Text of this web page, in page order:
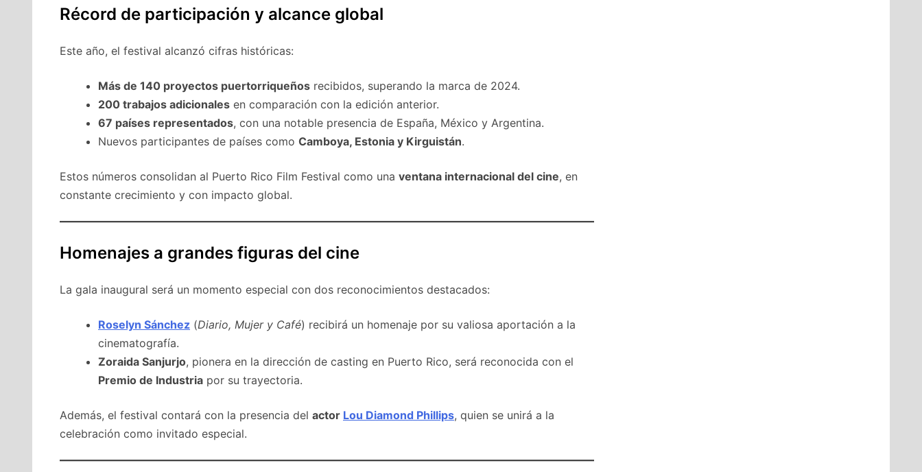
Récord de participación y alcance global
Este año, el festival alcanzó cifras históricas:
Más de 140 proyectos puertorriqueños recibidos, superando la marca de 2024.
200 trabajos adicionales en comparación con la edición anterior.
67 países representados, con una notable presencia de España, México y Argentina.
Nuevos participantes de países como Camboya, Estonia y Kirguistán.
Estos números consolidan al Puerto Rico Film Festival como una ventana internacional del cine, en
constante crecimiento y con impacto global.
Homenajes a grandes figuras del cine
La gala inaugural será un momento especial con dos reconocimientos destacados:
Roselyn Sánchez (Diario, Mujer y Café) recibirá un homenaje por su valiosa aportación a la
cinematografía.
Zoraida Sanjurjo, pionera en la dirección de casting en Puerto Rico, será reconocida con el
Premio de Industria por su trayectoria.
Además, el festival contará con la presencia del actor Lou Diamond Phillips, quien se unirá a la
celebración como invitado especial.